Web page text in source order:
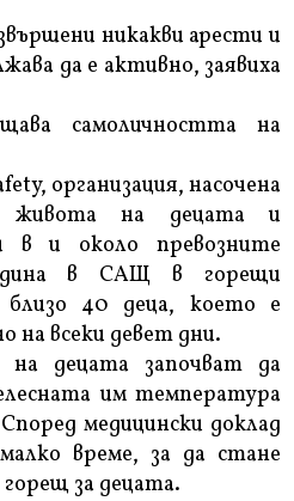
никакви арести и
да е активно, заявиха
самоличността на
организация, насочена
живота на децата и
в и около превозните
в САЩ в горещи
40 деца, което е
на всеки девет дни.
децата започват да
им температура
медицински доклад
време, за да стане
за децата.